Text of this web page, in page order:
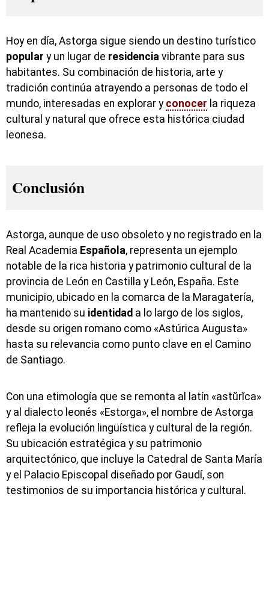
Hoy en día, Astorga sigue siendo un destino turístico
popular y un lugar de residencia vibrante para sus
habitantes. Su combinación de historia, arte y
tradición continúa atrayendo a personas de todo el
mundo, interesadas en explorar y conocer la riqueza
cultural y natural que ofrece esta histórica ciudad
leonesa.
Conclusión
Astorga, aunque de uso obsoleto y no registrado en la
Real Academia Española, representa un ejemplo
notable de la rica historia y patrimonio cultural de la
provincia de León en Castilla y León, España. Este
municipio, ubicado en la comarca de la Maragatería,
ha mantenido su identidad a lo largo de los siglos,
desde su origen romano como «Astúrica Augusta»
hasta su relevancia como punto clave en el Camino
de Santiago.
Con una etimología que se remonta al latín «astŭrĭca»
y al dialecto leonés «Estorga», el nombre de Astorga
refleja la evolución lingüística y cultural de la región.
Su ubicación estratégica y su patrimonio
arquitectónico, que incluye la Catedral de Santa María
y el Palacio Episcopal diseñado por Gaudí, son
testimonios de su importancia histórica y cultural.